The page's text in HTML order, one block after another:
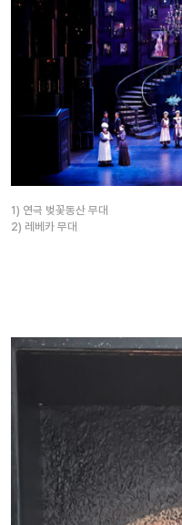
1) 연극 벚꽃동산 무대
2) 레베카 무대